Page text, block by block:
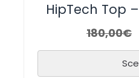
HipTech Top
180,00€